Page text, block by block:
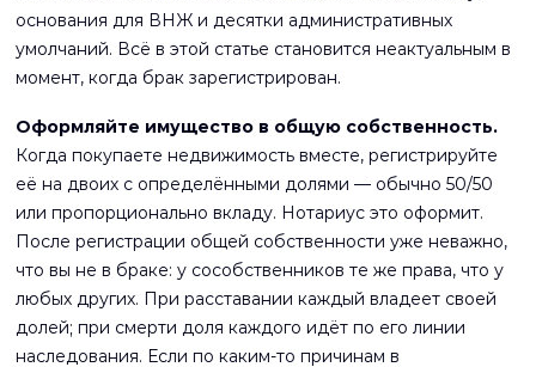
основания для ВНЖ и десятки административных
умолчаний. Всё в этой статье становится неактуальным в
момент, когда брак зарегистрирован.
Оформляйте имущество в общую собственность.
Когда покупаете недвижимость вместе, регистрируйте
её на двоих с определёнными долями — обычно 50/50
или пропорционально вкладу. Нотариус это оформит.
После регистрации общей собственности уже неважно,
что вы не в браке: у сособственников те же права, что у
любых других. При расставании каждый владеет своей
долей; при смерти доля каждого идёт по его линии
наследования. Если по каким-то причинам в